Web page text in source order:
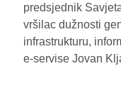
predsjednik
vršilac dužnosti
infrastrukturu,
e-servise Jovan